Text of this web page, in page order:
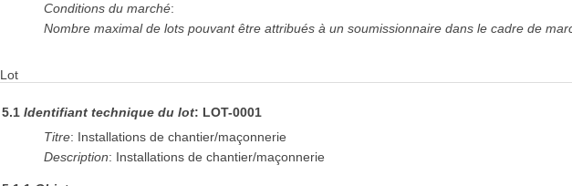
Conditions du marché:
Nombre maximal de lots pouvant être attribués à un soumissionnaire dans le cadre de
Lot
5.1Identifiant technique du lot: LOT-0001
Titre: Installations de chantier/maçonnerie
Description: Installations de chantier/maçonnerie